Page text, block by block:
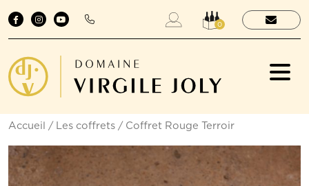
0
Accueil / Les coffrets / Coffret Rouge Terroir